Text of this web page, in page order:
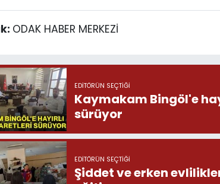
ODAK HABER MERKEZİ
EDITÖRÜN SEÇTIĞI
Kaymakam Bingöl'e
sürüyor
EDITÖRÜN SEÇTIĞI
Şiddet ve erken